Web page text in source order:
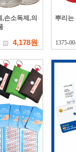
손소독제,의
4,178원
뿌리는
1375-